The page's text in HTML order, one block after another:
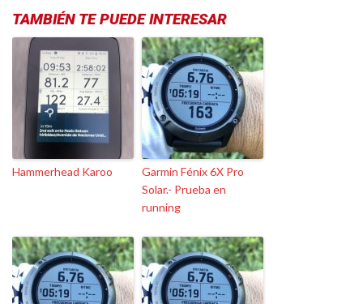
TAMBIÉN TE PUEDE INTERESAR
Hammerhead Karoo
Garmin Fénix 6X Pro
Solar.- Prueba en
running